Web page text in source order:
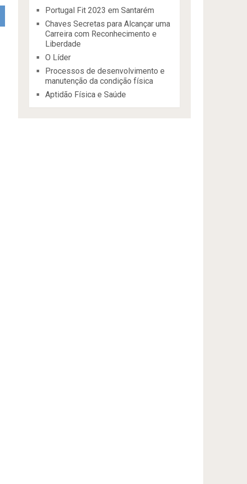
Portugal Fit 2023 em Santarém
Chaves Secretas para Alcançar uma
Carreira com Reconhecimento e
Liberdade
O Líder
Processos de desenvolvimento e
manutenção da condição física
Aptidão Física e Saúde